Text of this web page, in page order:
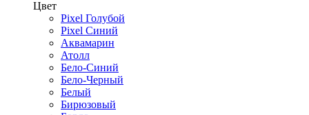
Цвет
Pixel Голубой
Pixel Синий
Аквамарин
Атолл
Бело-Синий
Бело-Черный
Белый
Бирюзовый